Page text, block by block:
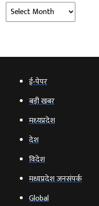
Archives
ई‑पेपर
बड़ी खबर
मध्‍यप्रदेश
देश
विदेश
मध्यप्रदेश जनसंपर्क
Global